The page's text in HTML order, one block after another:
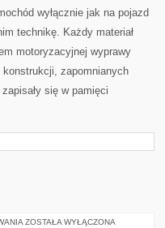
wyłącznie jak na pojazd
technikę. Każdy materiał
motoryzacyjnej wyprawy
konstrukcji, zapomnianych
się w pamięci
DOMPOL
ZOSTAŁA WYŁĄCZONA